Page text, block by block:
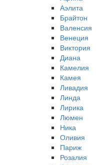
Аэлита
Брайтон
Валенсия
Венеция
Виктория
Диана
Камелия
Камея
Ливадия
Линда
Лирика
Люмен
Ника
Оливия
Париж
Розалия